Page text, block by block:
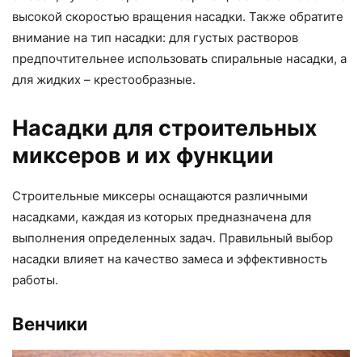
высокой скоростью вращения насадки. Также обратите
внимание на тип насадки: для густых растворов
предпочтительнее использовать спиральные насадки, а
для жидких – крестообразные.
Насадки для строительных
миксеров и их функции
Строительные миксеры оснащаются различными
насадками, каждая из которых предназначена для
выполнения определенных задач. Правильный выбор
насадки влияет на качество замеса и эффективность
работы.
Венчики